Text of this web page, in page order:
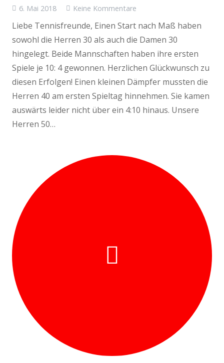
6. Mai 2018 Keine Kommentare
Liebe Tennisfreunde, Einen Start nach Maß haben
sowohl die Herren 30 als auch die Damen 30
hingelegt. Beide Mannschaften haben ihre ersten
Spiele je 10: 4 gewonnen. Herzlichen Glückwunsch zu
diesen Erfolgen! Einen kleinen Dämpfer mussten die
Herren 40 am ersten Spieltag hinnehmen. Sie kamen
auswärts leider nicht über ein 4:10 hinaus. Unsere
Herren 50…